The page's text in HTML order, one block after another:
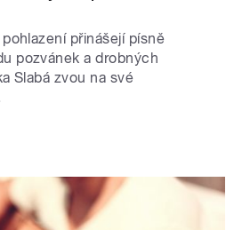
přinášejí písně
pozvánek a drobných
Slabá zvou na své